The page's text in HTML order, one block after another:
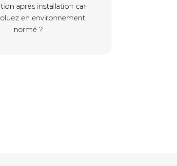
après installation car
en environnement
normé ?